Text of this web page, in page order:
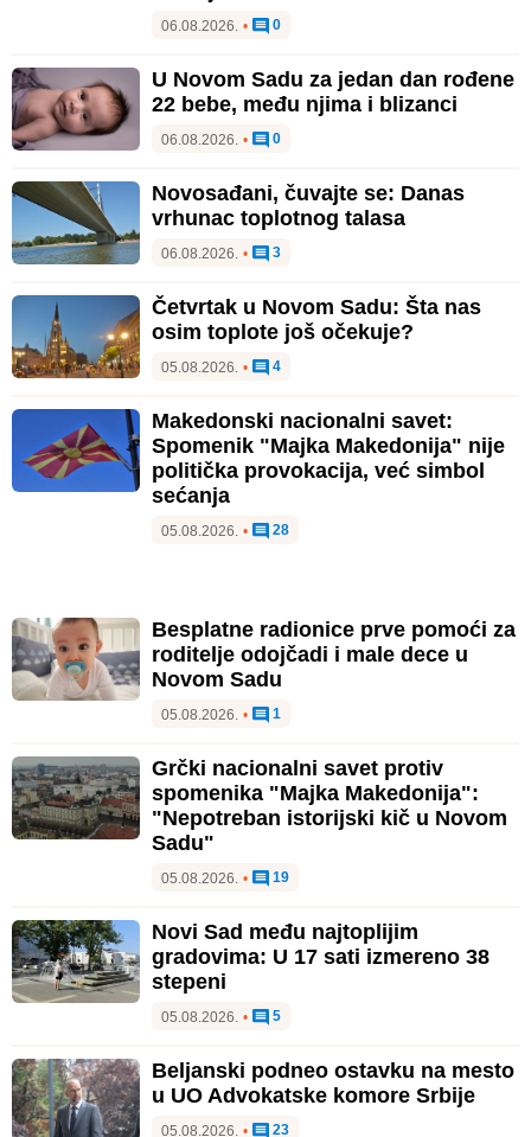
06.08.2026. • 0
U Novom Sadu za jedan dan rođene
22 bebe, među njima i blizanci
06.08.2026. • 0
Novosađani, čuvajte se: Danas
vrhunac toplotnog talasa
06.08.2026. • 3
Četvrtak u Novom Sadu: Šta nas
osim toplote još očekuje?
05.08.2026. • 4
Makedonski nacionalni savet:
Spomenik "Majka Makedonija" nije
politička provokacija, već simbol
sećanja
05.08.2026. • 28
Besplatne radionice prve pomoći za
roditelje odojčadi i male dece u
Novom Sadu
05.08.2026. • 1
Grčki nacionalni savet protiv
spomenika "Majka Makedonija":
"Nepotreban istorijski kič u Novom
Sadu"
05.08.2026. • 19
Novi Sad među najtoplijim
gradovima: U 17 sati izmereno 38
stepeni
05.08.2026. • 5
Beljanski podneo ostavku na mesto
u UO Advokatske komore Srbije
05.08.2026. • 23